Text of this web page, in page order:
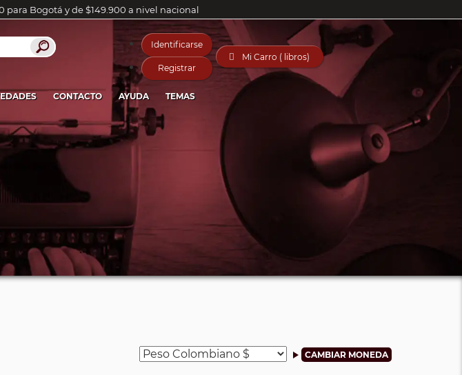
para Bogotá y de $149.900 a nivel nacional
Identificarse
Registrar
 Mi Carro ( libros)
CONTACTO AYUDA TEMAS